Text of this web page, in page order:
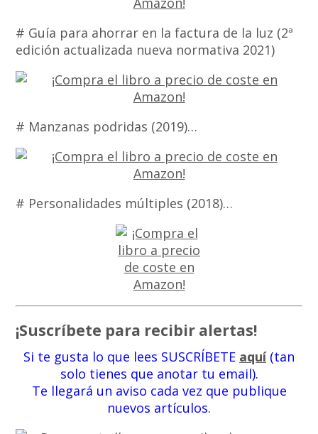
# Guía para ahorrar en la factura de la luz (2ª
edición actualizada nueva normativa 2021)
# Manzanas podridas (2019)…
# Personalidades múltiples (2018)…
¡Suscríbete para recibir alertas!
Si te gusta lo que lees SUSCRÍBETE aquí(tan
solo tienes que anotar tu email).
Te llegará un aviso cada vez que publique
nuevos artículos.